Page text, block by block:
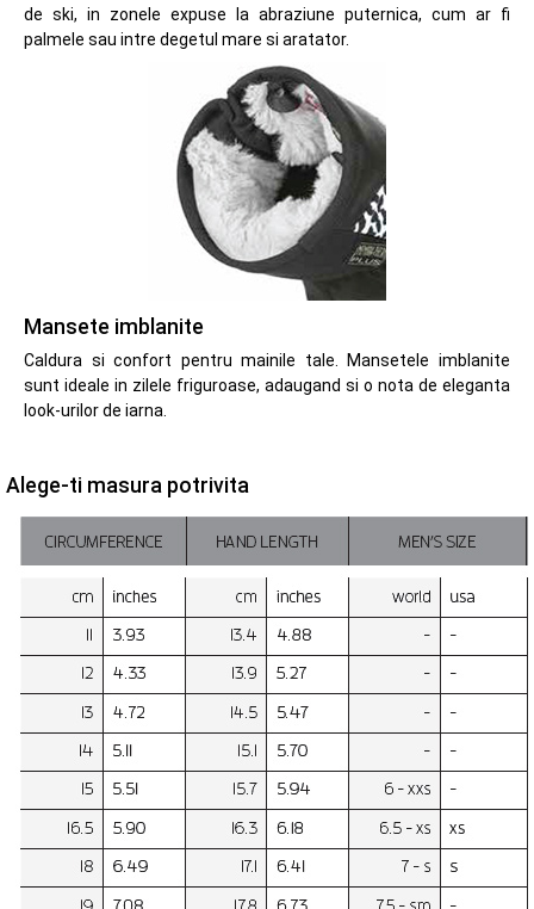
de ski, in zonele expuse la abraziune puternica, cum ar fi
palmele sau intre degetul mare si aratator.
Mansete imblanite
Caldura si confort pentru mainile tale. Mansetele imblanite
sunt ideale in zilele friguroase, adaugand si o nota de eleganta
look-urilor de iarna.
Alege-ti masura potrivita